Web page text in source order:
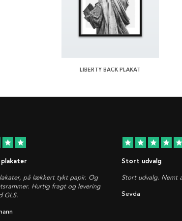
LIBERTY BACK PLAKAT
star star
på lækkert tykt papir. Og
Hurtig fragt og levering
GLS.
star star star star star
Stort udvalg
Stort udvalg. Nemt
Sevda